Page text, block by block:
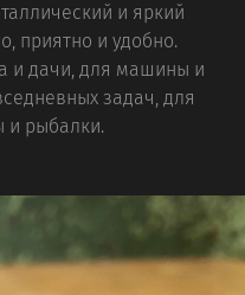
и яркий
приятно и удобно.
и дачи, для машины и
задач, для
и рыбалки.